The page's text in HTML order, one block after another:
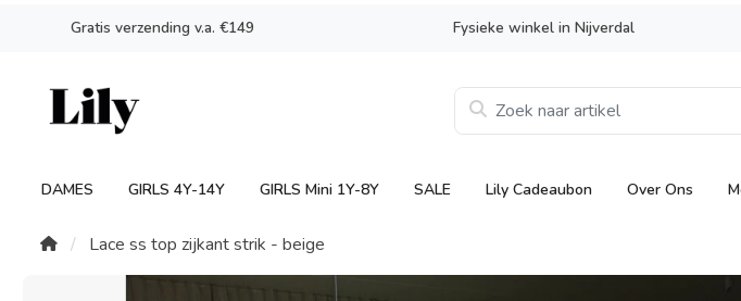
Gratis verzending v.a. €149 Fysieke winkel in Nijverdal
DAMES GIRLS 4Y-14Y GIRLS Mini 1Y-8Y SALE Lily Cadeaubon Over Ons
Lace ss top zijkant strik - beige